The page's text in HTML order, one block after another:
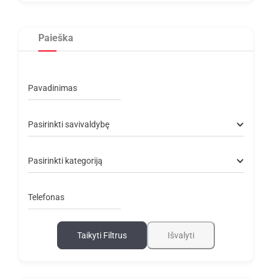
Paieška
Pavadinimas
Pasirinkti savivaldybę
Pasirinkti kategoriją
Telefonas
Taikyti Filtrus Išvalyti